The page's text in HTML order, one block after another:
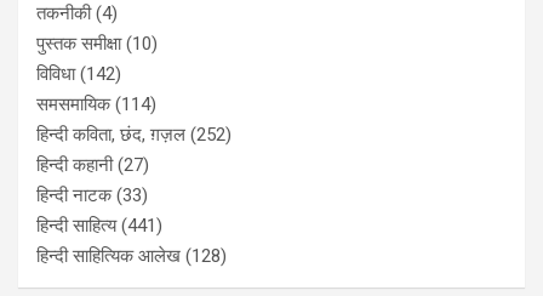
तकनीकी(4)
पुस्‍तक समीक्षा(10)
विविधा(142)
समसमायिक(114)
हिन्दी कविता, छंद, ग़ज़ल (252)
हिन्दी कहानी(27)
हिन्‍दी नाटक(33)
हिन्दी साहित्य(441)
हिन्दी साहित्यिक आलेख (128)